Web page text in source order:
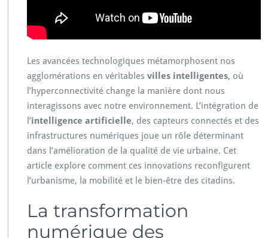
Les avancées technologiques métamorphosent nos
agglomérations en véritables villes intelligentes, où
l’hyperconnectivité change la manière dont nous
interagissons avec notre environnement. L’intégration de
l’intelligence artificielle, des capteurs connectés et des
infrastructures numériques joue un rôle déterminant
dans l’amélioration de la qualité de vie urbaine. Cet
article explore comment ces innovations reconfigurent
l’urbanisme, la mobilité et le bien-être des citadins.
La transformation
numérique des